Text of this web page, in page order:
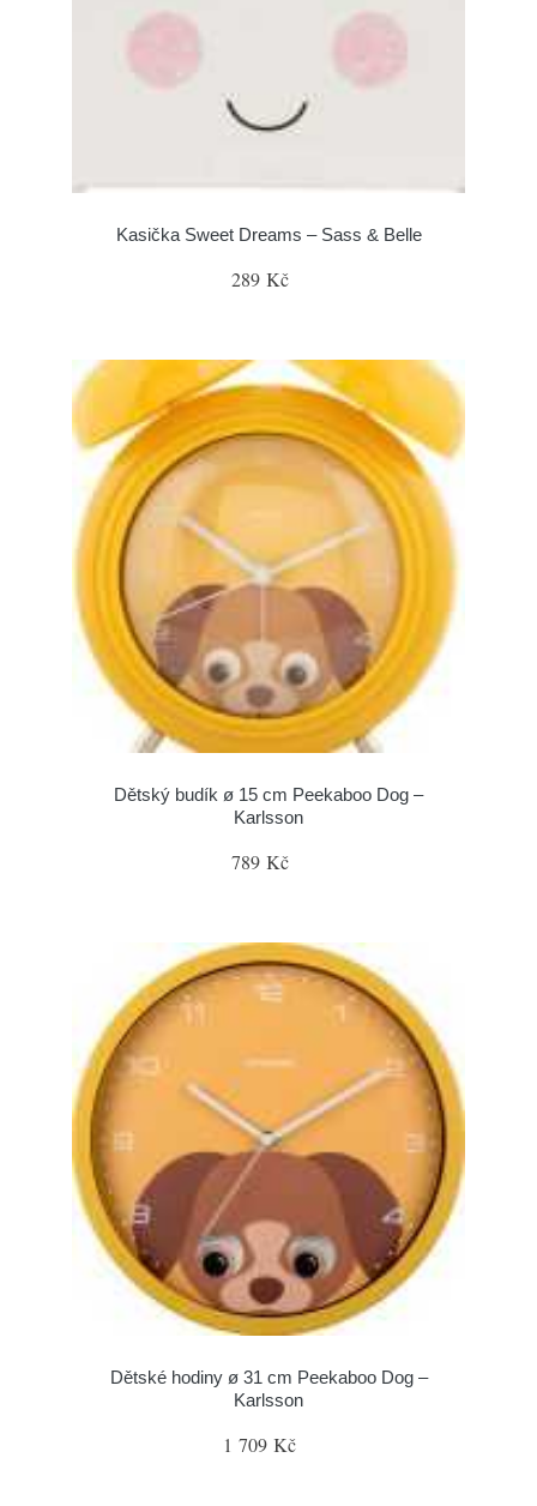
Kasička Sweet Dreams – Sass & Belle
289 Kč
Dětský budík ø 15 cm Peekaboo Dog –
Karlsson
789 Kč
Dětské hodiny ø 31 cm Peekaboo Dog –
Karlsson
1 709 Kč